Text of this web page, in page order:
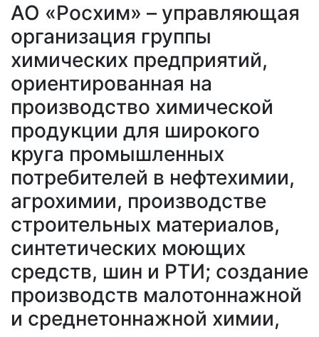
АО «Росхим» – управляющая
организация группы
химических предприятий,
ориентированная на
производство химической
продукции для широкого
круга промышленных
потребителей в нефтехимии,
агрохимии, производстве
строительных материалов,
синтетических моющих
средств, шин и РТИ; создание
производств малотоннажной
и среднетоннажной химии,